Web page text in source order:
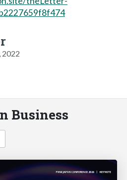
2022
Business